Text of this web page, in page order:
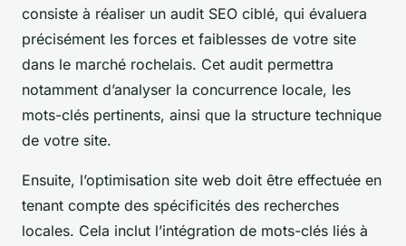
consiste à réaliser un audit SEO ciblé, qui évaluera
précisément les forces et faiblesses de votre site
dans le marché rochelais. Cet audit permettra
notamment d’analyser la concurrence locale, les
mots-clés pertinents, ainsi que la structure technique
de votre site.
Ensuite, l’optimisation site web doit être effectuée en
tenant compte des spécificités des recherches
locales. Cela inclut l’intégration de mots-clés liés à